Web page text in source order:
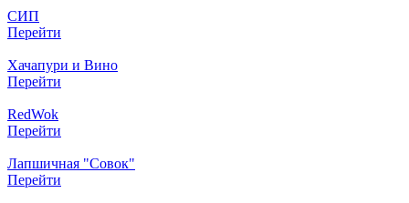
СИП
Перейти
Хачапури и Вино
Перейти
RedWok
Перейти
Лапшичная "Совок"
Перейти